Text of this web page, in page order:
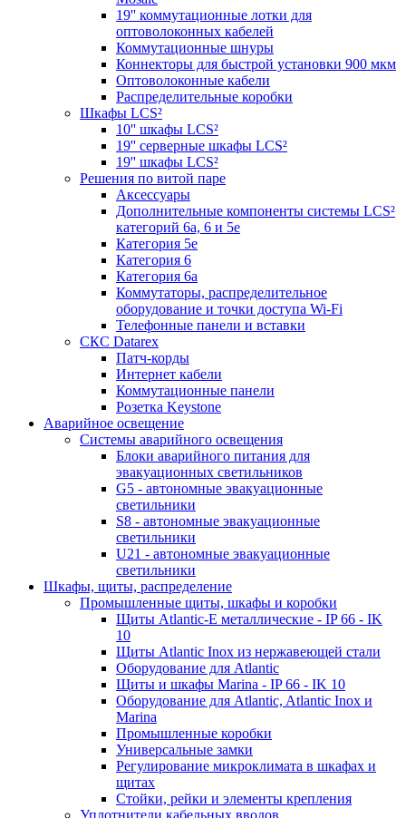
19'' коммутационные лотки для
оптоволоконных кабелей
Коммутационные шнуры
Коннекторы для быстрой установки 900 мкм
Оптоволоконные кабели
Распределительные коробки
Шкафы LCS²
10'' шкафы LCS²
19'' серверные шкафы LCS²
19'' шкафы LCS²
Решения по витой паре
Аксессуары
Дополнительные компоненты системы LCS²
категорий 6a, 6 и 5e
Категория 5е
Категория 6
Категория 6а
Коммутаторы, распределительное
оборудование и точки доступа Wi-Fi
Телефонные панели и вставки
СКС Datarex
Патч-корды
Интернет кабели
Коммутационные панели
Розетка Keystone
Аварийное освещение
Системы аварийного освещения
Блоки аварийного питания для
эвакуационных светильников
G5 - автономные эвакуационные
светильники
S8 - автономные эвакуационные
светильники
U21 - автономные эвакуационные
светильники
Шкафы, щиты, распределение
Промышленные щиты, шкафы и коробки
Щиты Atlantic-E металлические - IP 66 - IK
10
Щиты Atlantic Inox из нержавеющей стали
Оборудование для Atlantic
Щиты и шкафы Marina - IP 66 - IK 10
Оборудование для Atlantic, Atlantic Inox и
Marina
Промышленные коробки
Универсальные замки
Регулирование микроклимата в шкафах и
щитах
Стойки, рейки и элементы крепления
Уплотнители кабельных вводов